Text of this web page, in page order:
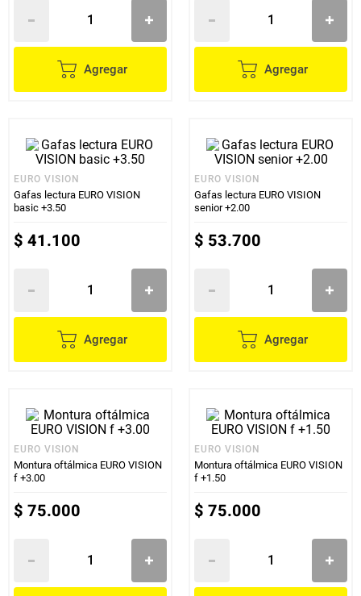
Agregar Agregar
EURO VISION
Gafas lectura EURO VISION
basic +3.50
$ 41.100
Agregar
EURO VISION
Gafas lectura EURO VISION
senior +2.00
$ 53.700
Agregar
EURO VISION
Montura oftálmica EURO VISION
f +3.00
$ 75.000
EURO VISION
Montura oftálmica EURO VISION
f +1.50
$ 75.000